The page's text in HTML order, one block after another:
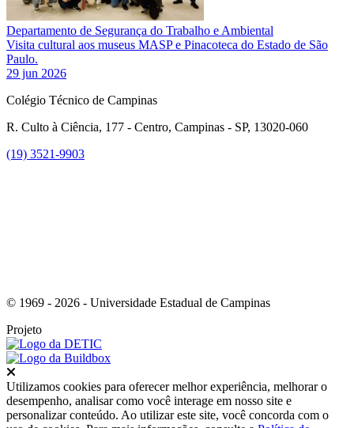
Departamento de Segurança do Trabalho e Ambiental
Visita cultural aos museus MASP e Pinacoteca do Estado de São
Paulo.
29 jun 2026
Colégio Técnico de Campinas
R. Culto à Ciência, 177 - Centro, Campinas - SP, 13020-060
(19) 3521-9903
© 1969 - 2026 - Universidade Estadual de Campinas
Projeto
Utilizamos cookies para oferecer melhor experiência, melhorar o
desempenho, analisar como você interage em nosso site e
personalizar conteúdo. Ao utilizar este site, você concorda com o